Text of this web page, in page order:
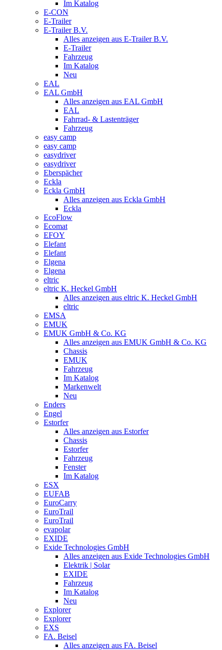
Im Katalog
E-CON
E-Trailer
E-Trailer B.V.
Alles anzeigen aus E-Trailer B.V.
E-Trailer
Fahrzeug
Im Katalog
Neu
EAL
EAL GmbH
Alles anzeigen aus EAL GmbH
EAL
Fahrrad- & Lastenträger
Fahrzeug
easy camp
easy camp
easydriver
easydriver
Eberspächer
Eckla
Eckla GmbH
Alles anzeigen aus Eckla GmbH
Eckla
EcoFlow
Ecomat
EFOY
Elefant
Elefant
Elgena
Elgena
eltric
eltric K. Heckel GmbH
Alles anzeigen aus eltric K. Heckel GmbH
eltric
EMSA
EMUK
EMUK GmbH & Co. KG
Alles anzeigen aus EMUK GmbH & Co. KG
Chassis
EMUK
Fahrzeug
Im Katalog
Markenwelt
Neu
Enders
Engel
Estorfer
Alles anzeigen aus Estorfer
Chassis
Estorfer
Fahrzeug
Fenster
Im Katalog
ESX
EUFAB
EuroCarry
EuroTrail
EuroTrail
evapolar
EXIDE
Exide Technologies GmbH
Alles anzeigen aus Exide Technologies GmbH
Elektrik | Solar
EXIDE
Fahrzeug
Im Katalog
Neu
Explorer
Explorer
EXS
FA. Beisel
Alles anzeigen aus FA. Beisel